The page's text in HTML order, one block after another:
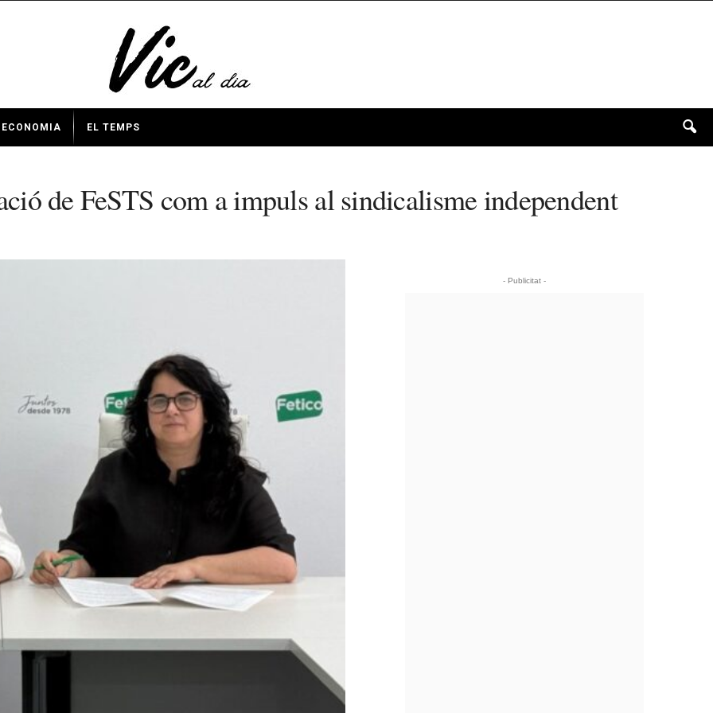
ECONOMIA EL TEMPS
de FeSTS com a impuls al sindicalisme independent
- Publicitat -